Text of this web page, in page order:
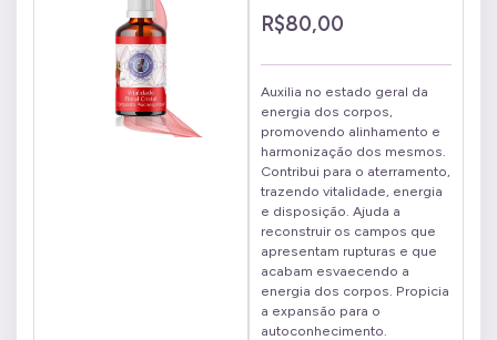
R$80,00
Auxilia no estado geral da
energia dos corpos,
promovendo alinhamento e
harmonização dos mesmos.
Contribui para o aterramento,
trazendo vitalidade, energia
e disposição. Ajuda a
reconstruir os campos que
apresentam rupturas e que
acabam esvaecendo a
energia dos corpos. Propicia
a expansão para o
autoconhecimento.